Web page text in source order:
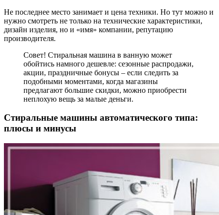
Не последнее место занимает и цена техники. Но тут можно и
нужно смотреть не только на технические характеристики,
дизайн изделия, но и «имя» компании, репутацию
производителя.
Совет! Стиральная машина в ванную может
обойтись намного дешевле: сезонные распродажи,
акции, праздничные бонусы – если следить за
подобными моментами, когда магазины
предлагают большие скидки, можно приобрести
неплохую вещь за малые деньги.
Стиральные машины автоматического типа:
плюсы и минусы